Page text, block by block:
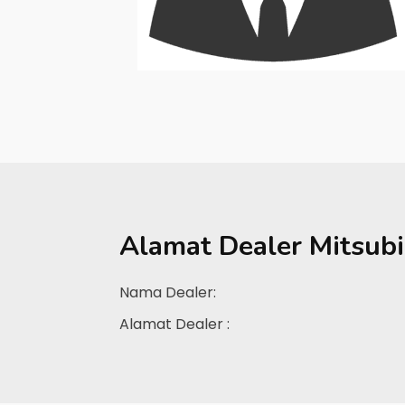
Alamat Dealer
Nama Dealer:
Alamat Dealer :